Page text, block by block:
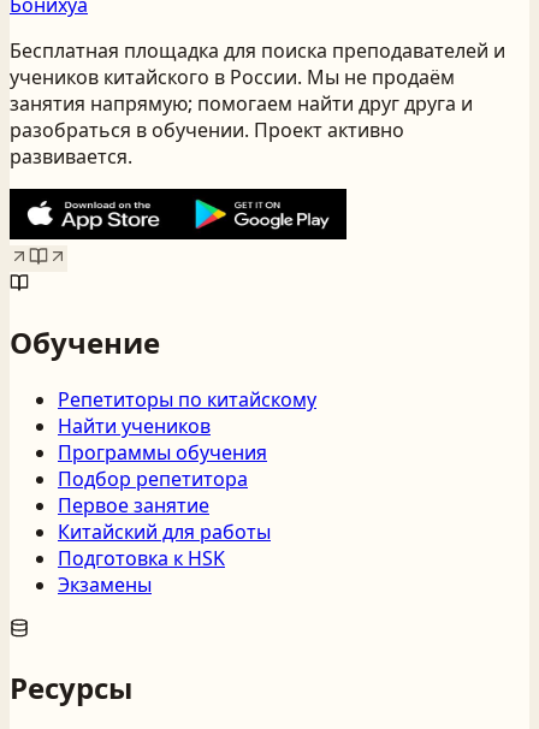
Бесплатная площадка для поиска преподавателей и
учеников китайского в России. Мы не продаём
занятия напрямую; помогаем найти друг друга и
разобраться в обучении. Проект активно
развивается.
Обучение
Репетиторы по китайскому
Найти учеников
Программы обучения
Подбор репетитора
Первое занятие
Китайский для работы
Подготовка к HSK
Экзамены
Ресурсы